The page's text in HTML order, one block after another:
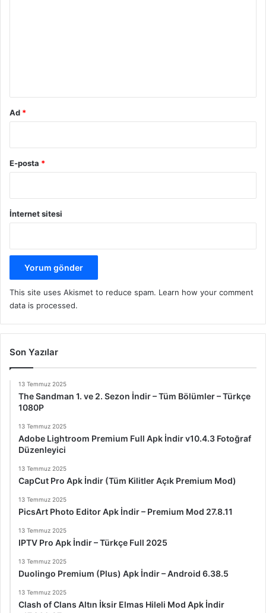
Ad *
E-posta *
İnternet sitesi
This site uses Akismet to reduce spam. Learn how your comment
data is processed.
Son Yazılar
13 Temmuz 2025
The Sandman 1. ve 2. Sezon İndir – Tüm Bölümler – Türkçe
1080P
13 Temmuz 2025
Adobe Lightroom Premium Full Apk İndir v10.4.3 Fotoğraf
Düzenleyici
13 Temmuz 2025
CapCut Pro Apk İndir (Tüm Kilitler Açık Premium Mod)
13 Temmuz 2025
PicsArt Photo Editor Apk İndir – Premium Mod 27.8.11
13 Temmuz 2025
IPTV Pro Apk İndir – Türkçe Full 2025
13 Temmuz 2025
Duolingo Premium (Plus) Apk İndir – Android 6.38.5
13 Temmuz 2025
Clash of Clans Altın İksir Elmas Hileli Mod Apk İndir